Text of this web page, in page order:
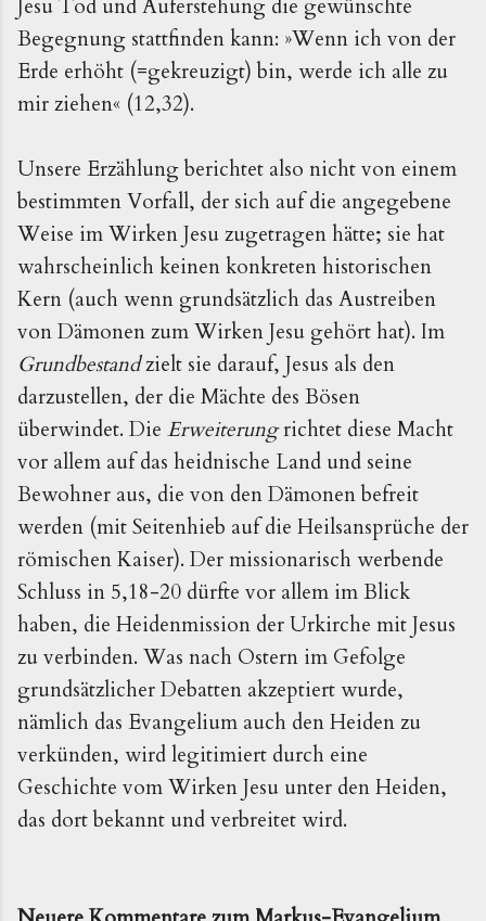
Jesu Tod und Auferstehung die gewünschte
Begegnung stattfinden kann: »Wenn ich von der
Erde erhöht (=gekreuzigt) bin, werde ich alle zu
mir ziehen« (12,32).
Unsere Erzählung berichtet also nicht von einem
bestimmten Vorfall, der sich auf die angegebene
Weise im Wirken Jesu zugetragen hätte; sie hat
wahrscheinlich keinen konkreten historischen
Kern (auch wenn grundsätzlich das Austreiben
von Dämonen zum Wirken Jesu gehört hat). Im
Grundbestandzielt sie darauf, Jesus als den
darzustellen, der die Mächte des Bösen
überwindet. Die Erweiterungrichtet diese Macht
vor allem auf das heidnische Land und seine
Bewohner aus, die von den Dämonen befreit
werden (mit Seitenhieb auf die Heilsansprüche der
römischen Kaiser). Der missionarisch werbende
Schluss in 5,18-20 dürfte vor allem im Blick
haben, die Heidenmission der Urkirche mit Jesus
zu verbinden. Was nach Ostern im Gefolge
grundsätzlicher Debatten akzeptiert wurde,
nämlich das Evangelium auch den Heiden zu
verkünden, wird legitimiert durch eine
Geschichte vom Wirken Jesu unter den Heiden,
das dort bekannt und verbreitet wird.